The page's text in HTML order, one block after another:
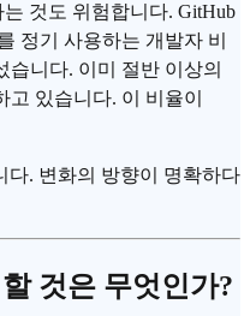
것도 위험합니다. GitHub
정기 사용하는 개발자 비
습니다. 이미 절반 이상의
있습니다. 이 비율이
다. 변화의 방향이 명확하다
것은 무엇인가?